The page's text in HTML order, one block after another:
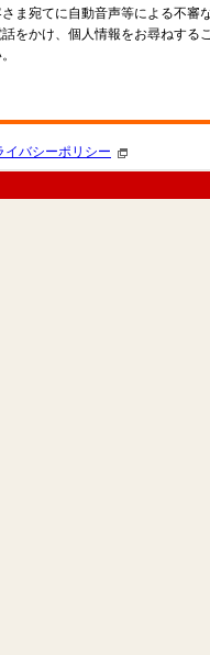
ま宛てに自動音声等による不審
をかけ、個人情報をお尋ねする
イバシーポリシー